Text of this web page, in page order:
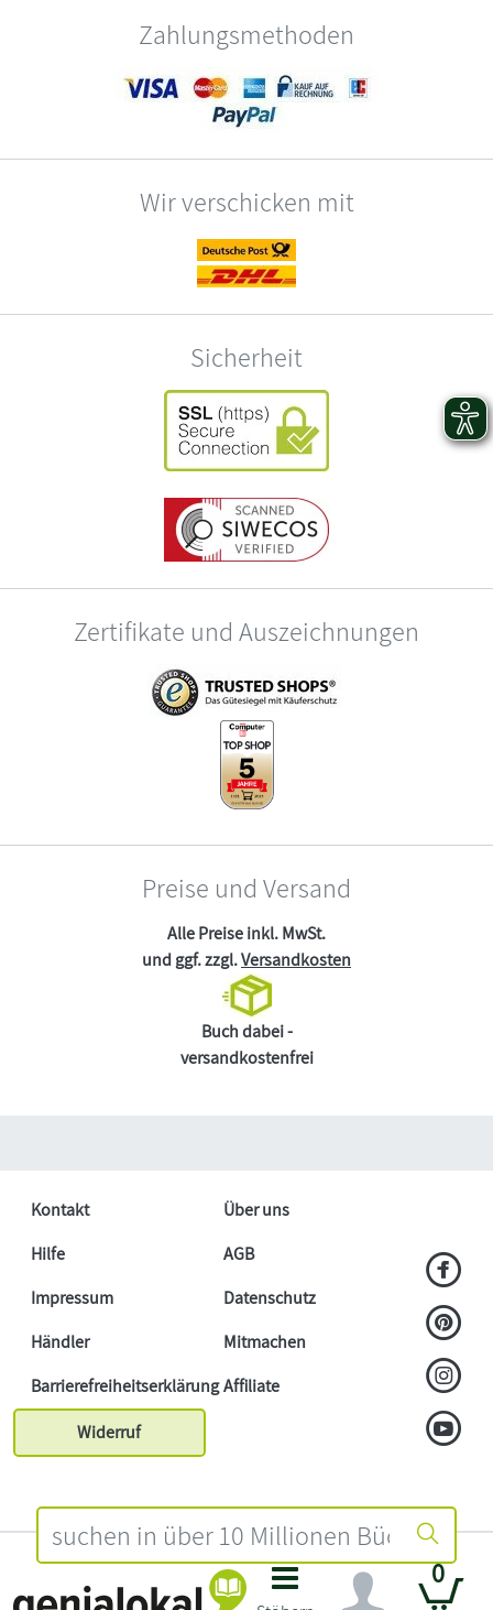
0
Zahlungsmethoden
Wir verschicken mit
Sicherheit
Zertifikate und Auszeichnungen
Preise und Versand
Alle Preise inkl. MwSt.
und ggf. zzgl.Versandkosten
Buch dabei -
versandkostenfrei
Kontakt
Über uns
Hilfe
AGB
Impressum
Datenschutz
Händler
Mitmachen
BarrierefreiheitserklärungAffiliate
Widerruf